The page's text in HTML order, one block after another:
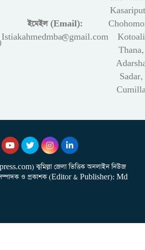
ইমেইল (Email):
Istiakahmedmba@gmail.com
Kotoali
Thana,
Sadar,
কুমিল্লা জেলা ভিত্তিক অনলাইন নিউজ
সম্পাদক ও প্রকাশক (Editor & Publisher): Md